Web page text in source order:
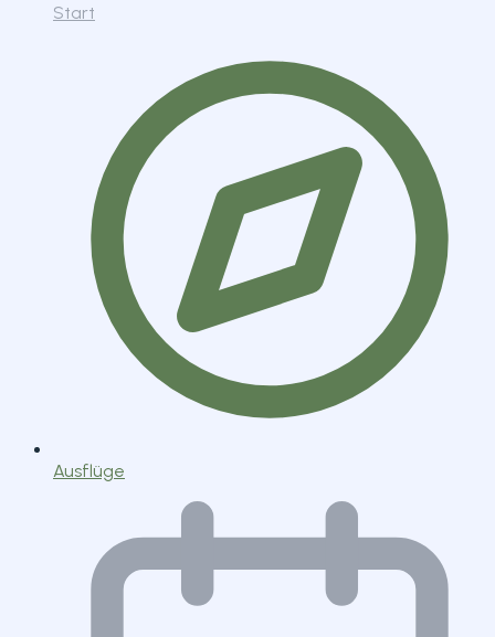
Start
Ausflüge